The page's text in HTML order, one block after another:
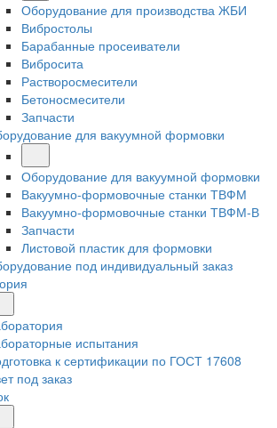
Оборудование для производства ЖБИ
Вибростолы
Барабанные просеиватели
Вибросита
Растворосмесители
Бетоносмесители
Запчасти
для вакуумной формовки
Оборудование для вакуумной формовки
Вакуумно-формовочные станки ТВФМ
Вакуумно-формовочные станки ТВФМ-В
Запчасти
Листовой пластик для формовки
под индивидуальный заказ
испытания
к сертификации по ГОСТ 17608
под заказ